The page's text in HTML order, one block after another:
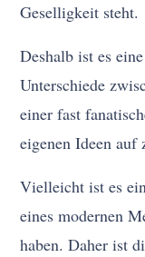
Geselligkeit steht.
Deshalb ist es
Unterschiede
einer fast
eigenen Ideen
Vielleicht ist es
eines modernen
haben. Daher ist